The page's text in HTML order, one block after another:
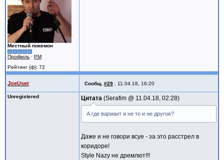
Местный покемон
Профиль · PM
Рейтинг (ф): 72
JoeUser Сообщ. #29 11.04.18, 16:20
Unregistered Цитата Serafim @ 11.04.18, 02:28
А где вариант и не то и не другое?
Даже и не говори всуе - за это расстрел в
коридоре!
Style Nazy не дремлют!!!